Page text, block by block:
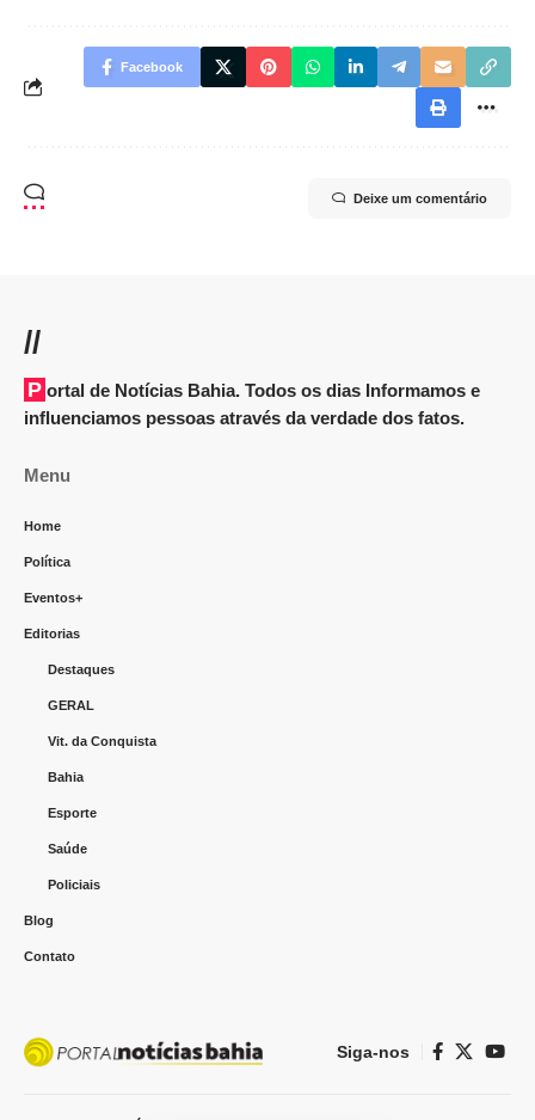
Facebook
Deixe um comentário
//
Portal de Notícias Bahia. Todos os dias Informamos e
influenciamos pessoas através da verdade dos fatos.
Menu
Home
Política
Eventos+
Editorias
Destaques
GERAL
Vit. da Conquista
Bahia
Esporte
Saúde
Policiais
Blog
Contato
Siga-nos